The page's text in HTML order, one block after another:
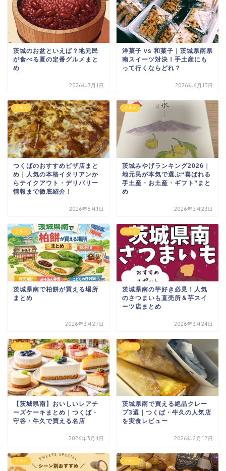
茨城のお盆といえば？地元民
が食べる夏の定番グルメまと
め
2026年7月1日
洋菓子 vs 和菓子｜茨城県南県
南スイーツ対決！手土産にも
って行くならどれ？
2026年6月13日
グルメ
つくばのおすすめピザ店まと
め｜人気の本格イタリアンか
らテイクアウト・デリバリー
情報まで徹底紹介！
2026年6月1日
グルメ
茨城みやげランキング2026｜
地元民が本気で選ぶ“喜ばれる
手土産・お土産・ギフト”まと
め
2026年5月23日
グルメ
茨城県南で柏餅が買える場所
まとめ
2026年3月27日
グルメ
茨城県南の芋好き必見！人気
のさつまいも直売所＆芋スイ
ーツ店まとめ
2026年3月24日
グルメ
【茨城県南】おいしいレアチ
ーズケーキまとめ｜つくば・
守谷・牛久で買える名店
2026年3月4日
グルメ
茨城県南で買える絶品クレー
プ3選｜つくば・牛久の人気店
を実食レビュー
2026年2月12日
グルメ グルメ